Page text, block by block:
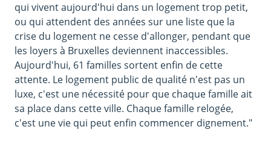
qui vivent aujourd'hui dans un logement trop petit,
ou qui attendent des années sur une liste que la
crise du logement ne cesse d'allonger, pendant que
les loyers à Bruxelles deviennent inaccessibles.
Aujourd'hui, 61 familles sortent enfin de cette
attente. Le logement public de qualité n'est pas un
luxe, c'est une nécessité pour que chaque famille ait
sa place dans cette ville. Chaque famille relogée,
c'est une vie qui peut enfin commencer dignement."